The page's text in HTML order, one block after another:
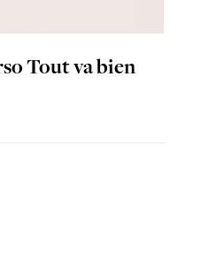
Tout va bien